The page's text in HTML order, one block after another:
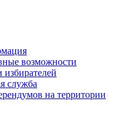
возможности
избирателей
служба
на территории